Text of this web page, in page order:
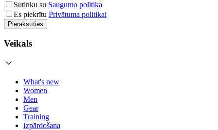
Sutinku su Saugumo politika
Es piekrītu Privātuma politikai
Pierakstīties
Veikals
What's new
Women
Men
Gear
Training
Izpārdošana